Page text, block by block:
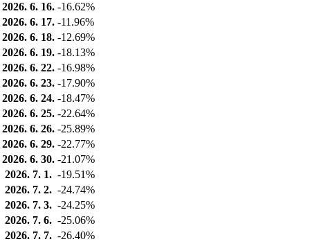
2026. 6. 16. -16.62%
2026. 6. 17. -11.96%
2026. 6. 18. -12.69%
2026. 6. 19. -18.13%
2026. 6. 22. -16.98%
2026. 6. 23. -17.90%
2026. 6. 24. -18.47%
2026. 6. 25. -22.64%
2026. 6. 26. -25.89%
2026. 6. 29. -22.77%
2026. 6. 30. -21.07%
2026. 7. 1. -19.51%
2026. 7. 2. -24.74%
2026. 7. 3. -24.25%
2026. 7. 6. -25.06%
2026. 7. 7. -26.40%